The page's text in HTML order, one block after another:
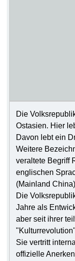
Die
Ostasien. Hier
Davon lebt ein
Weitere
veraltete Begriff
englischen
(Mainland
Die
Jahre als
aber seit ihrer
Sie vertritt
offizielle